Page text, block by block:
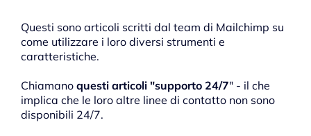
Questi sono articoli scritti dal team di Mailchimp su
come utilizzare i loro diversi strumenti e
caratteristiche.
Chiamano questi articoli "supporto 24/7" - il che
implica che le loro altre linee di contatto non sono
disponibili 24/7.